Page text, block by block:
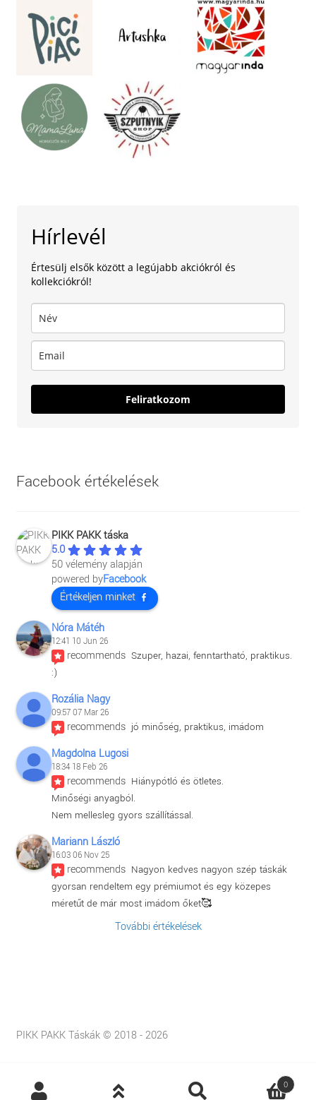
Hírlevél
Értesülj elsők között a legújabb akciókról és
kollekciókról!
Feliratkozom
Facebook értékelések
PIKK PAKK táska
5.0
50 vélemény alapján
powered byFacebook
Értékeljen minket
Nóra Mátéh
12:41 10 Jun 26
recommends Szuper, hazai, fenntartható, praktikus.
:)
Rozália Nagy
09:57 07 Mar 26
recommends jó minőség, praktikus, imádom
Magdolna Lugosi
18:34 18 Feb 26
recommends Hiánypótló és ötletes.
Minőségi anyagból.
Nem mellesleg gyors szállítással.
Mariann László
16:03 06 Nov 25
recommends Nagyon kedves nagyon szép táskák
gyorsan rendeltem egy prémiumot és egy közepes
méretűt de már most imádom őket🥰
További értékelések
PIKK PAKK Táskák © 2018 - 2026
Products
search
0